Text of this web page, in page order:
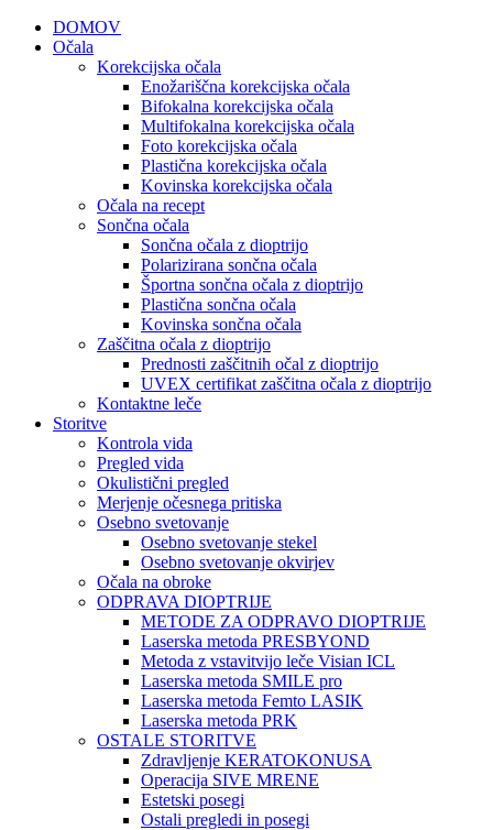
DOMOV
Očala
Korekcijska očala
Enožariščna korekcijska očala
Bifokalna korekcijska očala
Multifokalna korekcijska očala
Foto korekcijska očala
Plastična korekcijska očala
Kovinska korekcijska očala
Očala na recept
Sončna očala
Sončna očala z dioptrijo
Polarizirana sončna očala
Športna sončna očala z dioptrijo
Plastična sončna očala
Kovinska sončna očala
Zaščitna očala z dioptrijo
Prednosti zaščitnih očal z dioptrijo
UVEX certifikat zaščitna očala z dioptrijo
Kontaktne leče
Storitve
Kontrola vida
Pregled vida
Okulistični pregled
Merjenje očesnega pritiska
Osebno svetovanje
Osebno svetovanje stekel
Osebno svetovanje okvirjev
Očala na obroke
ODPRAVA DIOPTRIJE
METODE ZA ODPRAVO DIOPTRIJE
Laserska metoda PRESBYOND
Metoda z vstavitvijo leče Visian ICL
Laserska metoda SMILE pro
Laserska metoda Femto LASIK
Laserska metoda PRK
OSTALE STORITVE
Zdravljenje KERATOKONUSA
Operacija SIVE MRENE
Estetski posegi
Ostali pregledi in posegi